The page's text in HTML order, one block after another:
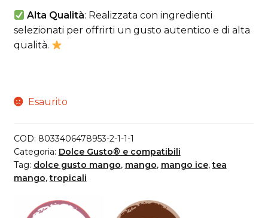
Alta Qualità: Realizzata con ingredienti
selezionati per offrirti un gusto autentico e di alta
qualità.
Esaurito
COD: 8033406478953-2-1-1-1
Categoria: Dolce Gusto® e compatibili
Tag: dolce gusto mango, mango, mango ice,tea
mango,tropicali